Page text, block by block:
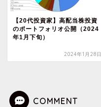
【20代投資家】高配当株投資
のポートフォリオ公開（2024
年1月下旬）
2024年1月28日
COMMENT